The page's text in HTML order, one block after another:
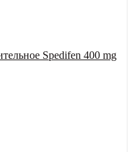
Spedifen 400 mg